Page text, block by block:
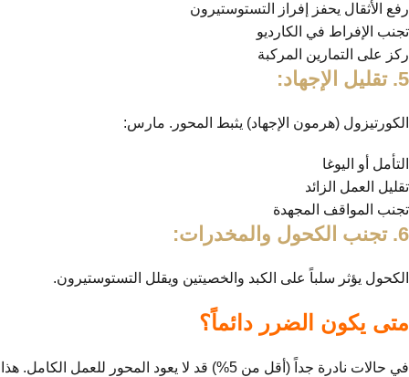
رفع الأثقال يحفز إفراز التستوستيرون
تجنب الإفراط في الكارديو
ركز على التمارين المركبة
5. تقليل الإجهاد:
الكورتيزول (هرمون الإجهاد) يثبط المحور. مارس:
التأمل أو اليوغا
تقليل العمل الزائد
تجنب المواقف المجهدة
6. تجنب الكحول والمخدرات:
الكحول يؤثر سلباً على الكبد والخصيتين ويقلل التستوستيرون.
متى يكون الضرر دائماً؟
في حالات نادرة جداً (أقل من 5%) قد لا يعود المحور للعمل الكامل. هذا